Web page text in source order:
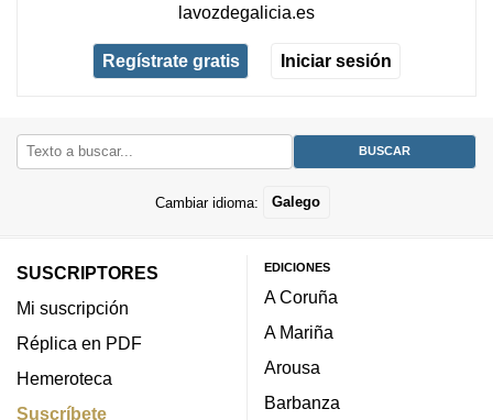
lavozdegalicia.es
Regístrate gratis Iniciar sesión
Cambiar idioma: Galego
SUSCRIPTORES
Mi suscripción
Réplica en PDF
Hemeroteca
Suscríbete
EDICIONES
A Coruña
A Mariña
Arousa
Barbanza